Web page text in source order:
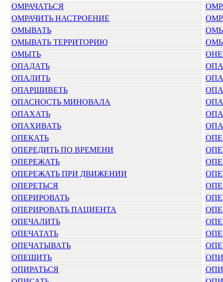
ОМРАЧАТЬСЯ
ОМРАЧИТЬ НАСТРОЕНИЕ
ОМЫВАТЬ
ОМЫВАТЬ ТЕРРИТОРИЮ
ОМЫТЬ
ОПАДАТЬ
ОПАЛИТЬ
ОПАРШИВЕТЬ
ОПАСНОСТЬ МИНОВАЛА
ОПАХАТЬ
ОПАХИВАТЬ
ОПЕКАТЬ
ОПЕРЕДИТЬ ПО ВРЕМЕНИ
ОПЕРЕЖАТЬ
ОПЕРЕЖАТЬ ПРИ ДВИЖЕНИИ
ОПЕРЕТЬСЯ
ОПЕРИРОВАТЬ
ОПЕРИРОВАТЬ ПАЦИЕНТА
ОПЕЧАЛИТЬ
ОПЕЧАТАТЬ
ОПЕЧАТЫВАТЬ
ОПЕШИТЬ
ОПИРАТЬСЯ